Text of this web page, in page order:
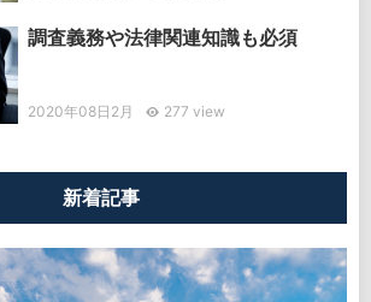
調査義務や法律関連知識も必須
2020年08日2月 277 view
新着記事